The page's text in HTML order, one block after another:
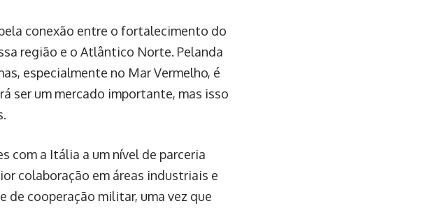
conexão entre o fortalecimento do
região e o Atlântico Norte. Pelanda
especialmente no Mar Vermelho, é
ser um mercado importante, mas isso
com a Itália a um nível de parceria
colaboração em áreas industriais e
de cooperação militar, uma vez que